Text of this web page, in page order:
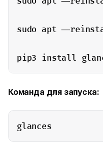
sudo apt
pip3 install
Команда для запуска:
glances